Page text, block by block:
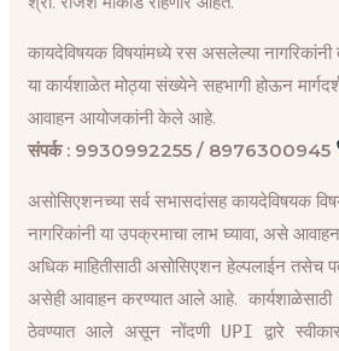
कायदेविषयक विषयांमध्ये रस असलेल्या नागरिकांनी
या कार्यशाळेत मोठ्या संख्येने सहभागी होऊन
आवाहन आयोजकांनी केले आहे.
संपर्क : 9930992255 / 8976300945
असोसिएशनच्या सर्व सभासदांसह कायदेविषयक
नागरिकांनी या उपक्रमाचा लाभ घ्यावा, असे
अधिक माहितीसाठी असोसिएशन हेल्पलाईन तसेच
असेही आवाहन करण्यात आले आहे.
ठेवण्यात आले असून नोंदणी UPI द्वारे